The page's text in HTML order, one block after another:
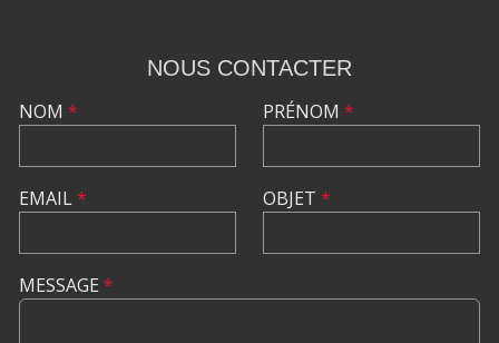
NOUS CONTACTER
NOM *
EMAIL*
PRÉNOM *
OBJET *
MESSAGE *